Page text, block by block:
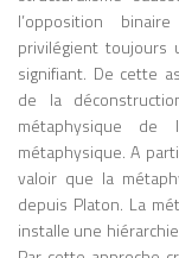
l’opposition
privilégient
signifiant. De cette
de la
métaphysique
métaphysique. A
valoir que la
depuis Platon. La
installe une